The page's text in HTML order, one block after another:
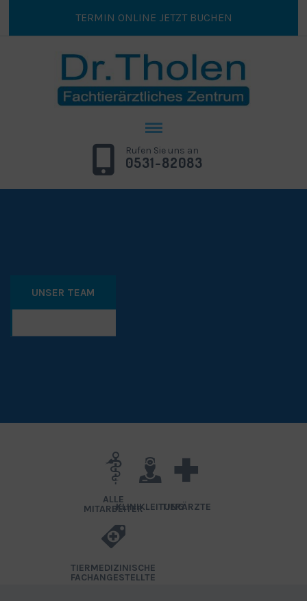
TERMIN ONLINE JETZT BUCHEN
Rufen Sie uns an
0531-82083
UNSER TEAM
ALLE
MITARBEITERKLINIKLEITUNGTIERÄRZTE
TIERMEDIZINISCHE
FACHANGESTELLTE